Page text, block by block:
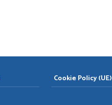
Cookie Policy (UE)